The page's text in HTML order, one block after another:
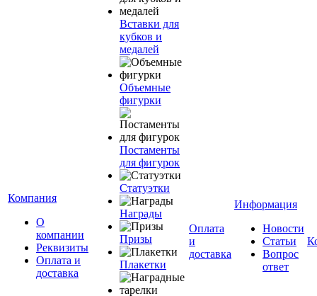
Компания
О
компании
Реквизиты
Оплата и
доставка
Вставки для
кубков и
медалей
Объемные
фигурки
Постаменты
для фигурок
Статуэтки
Награды
Призы
Плакетки
Оплата
и
доставка
Информация
Новости
Статьи
Вопрос
ответ